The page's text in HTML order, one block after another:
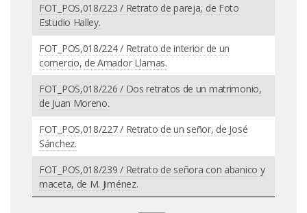
FOT_POS,018/223 / Retrato de pareja, de Foto
Estudio Halley.
FOT_POS,018/224 / Retrato de interior de un
comercio, de Amador Llamas.
FOT_POS,018/226 / Dos retratos de un matrimonio,
de Juan Moreno.
FOT_POS,018/227 / Retrato de un señor, de José
Sánchez.
FOT_POS,018/239 / Retrato de señora con abanico y
maceta, de M. Jiménez.